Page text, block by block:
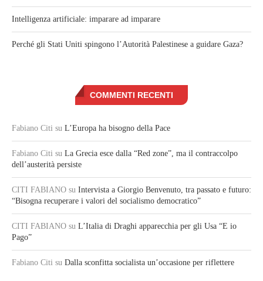
Intelligenza artificiale: imparare ad imparare
Perché gli Stati Uniti spingono l’Autorità Palestinese a guidare Gaza?
COMMENTI RECENTI
Fabiano Citi su L’Europa ha bisogno della Pace
Fabiano Citi su La Grecia esce dalla “Red zone”, ma il contraccolpo
dell’austerità persiste
CITI FABIANO su Intervista a Giorgio Benvenuto, tra passato e futuro:
“Bisogna recuperare i valori del socialismo democratico”
CITI FABIANO su L’Italia di Draghi apparecchia per gli Usa “E io
Pago”
Fabiano Citi su Dalla sconfitta socialista un’occasione per riflettere